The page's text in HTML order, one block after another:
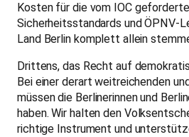
Kosten für die vom IOC
Sicherheitsstandards und ÖPNV-
Land Berlin komplett allein
Drittens, das Recht auf
Bei einer derart weitreichenden
müssen die Berlinerinnen und
haben. Wir halten den
richtige Instrument und